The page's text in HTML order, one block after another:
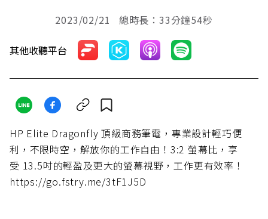
2023/02/21 總時長：33分鐘54秒
其他收聽平台
HP Elite Dragonfly 頂級商務筆電，專業設計輕巧便
利，不限時空，解放你的工作自由！3:2 螢幕比，享
受 13.5吋的輕盈及更大的螢幕視野，工作更有效率！
https://go.fstry.me/3tF1J5D